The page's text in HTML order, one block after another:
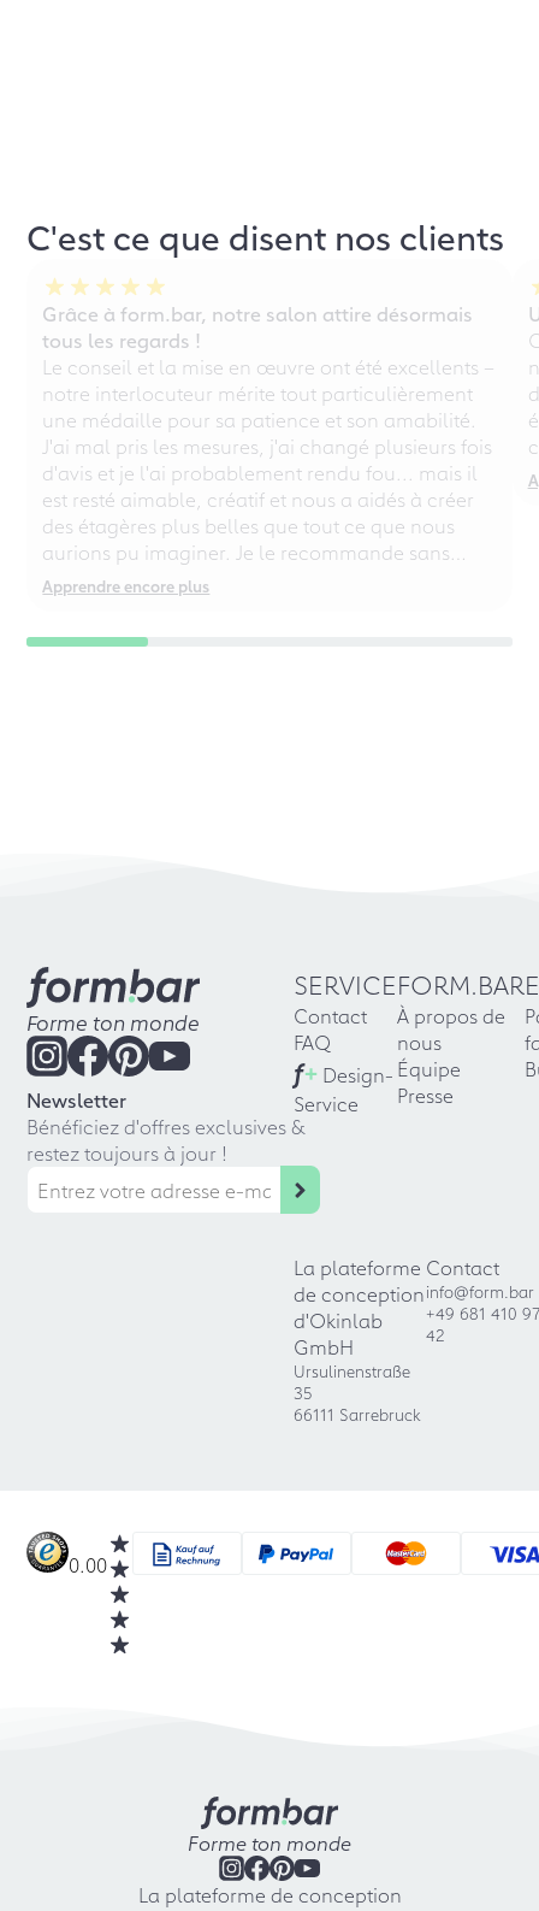
C'est ce que disent nos clients
Grâce à form.bar, notre salon attire désormais
tous les regards !
Le conseil et la mise en œuvre ont été excellents –
notre interlocuteur mérite tout particulièrement
une médaille pour sa patience et son amabilité.
J'ai mal pris les mesures, j'ai changé plusieurs fois
d'avis et je l'ai probablement rendu fou... mais il
est resté aimable, créatif et nous a aidés à créer
des étagères plus belles que tout ce que nous
aurions pu imaginer. Je le recommande sans
réserve, même aux perfectionnistes chaotiques !
Apprendre encore plus
Forme ton monde
Newsletter
Bénéficiez d'offres exclusives &
restez toujours à jour !
SERVICE
Contact
FAQ
f+ Design-
Service
FORM.BAR
À propos de
nous
Équipe
Presse
La plateforme
de conception
d'Okinlab
GmbH
Ursulinenstraße
35
66111 Sarrebruck
Contact
info@form.bar
+49 681 410
42
0.00
Forme ton monde
La plateforme de conception